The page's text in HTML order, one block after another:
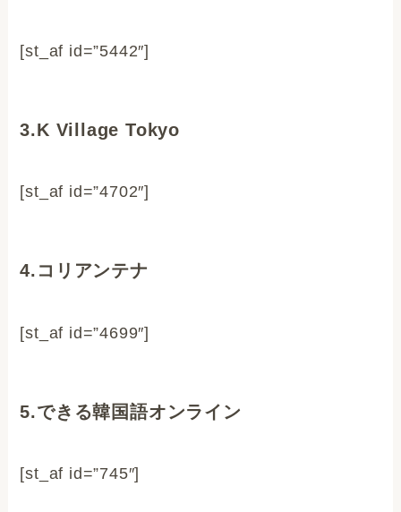
[st_af id=”5442″]
3.K Village Tokyo
[st_af id=”4702″]
4.コリアンテナ
[st_af id=”4699″]
5.できる韓国語オンライン
[st_af id=”745″]